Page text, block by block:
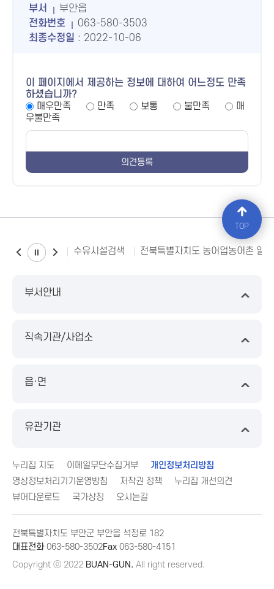
부서
부안읍
전화번호
063-580-3503
최종수정일 : 2022-10-06
이 페이지에서 제공하는 정보에 대하여 어느정도 만족
하셨습니까?
매우만족
만족 보통 불만족
매
우불만족
수유시설검색 전북특별자치도 농어업농어촌 일
부서안내
직속기관/사업소
읍·면
유관기관
누리집 지도 이메일무단수집거부
개인정보처리방침
영상정보처리기기운영방침
저작권 정책
누리집 개선의견
뷰어다운로드
국가상징 오시는길
전북특별자치도 부안군 부안읍 석정로 182
대표전화063-580-3502Fax 063-580-4151
Copyright ⓒ 2022 BUAN-GUN. All right reserved.
TOP